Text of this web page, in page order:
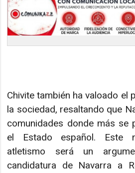
Chivite también ha valoado el
la sociedad, resaltando que
comunidades donde más se
el Estado español. Este
atletismo será un
candidatura de Navarra a